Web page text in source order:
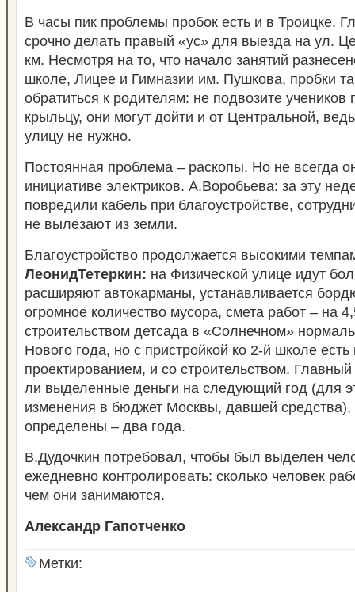
В часы пик проблемы пробок есть и в Троицке.
срочно делать правый «ус» для выезда на ул.
км. Несмотря на то, что начало занятий
школе, Лицее и Гимназии им. Пушкова, пробки
обратиться к родителям: не подвозите
крыльцу, они могут дойти и от Центральной,
улицу не нужно.
Постоянная проблема – раскопы. Но не всегда
инициативе электриков. А.Воробьева: за эту
повредили кабель при благоустройстве,
не вылезают из земли.
Благоустройство продолжается высокими
ЛеонидТетеркин: на Физической улице идут
расширяют автокарманы, устанавливается
огромное количество мусора, смета работ – на
строительством детсада в «Солнечном»
Нового года, но с пристройкой ко 2-й школе
проектированием, и со строительством.
ли выделенные деньги на следующий год (для
изменения в бюджет Москвы, давшей средства),
определены – два года.
В.Дудочкин потребовал, чтобы был выделен
ежедневно контролировать: сколько человек
чем они занимаются.
Александр Гапотченко
Метки: